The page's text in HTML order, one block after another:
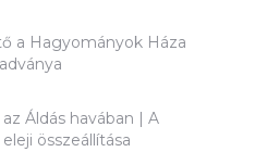
a Hagyományok Háza
Áldás havában | A
összeállítása